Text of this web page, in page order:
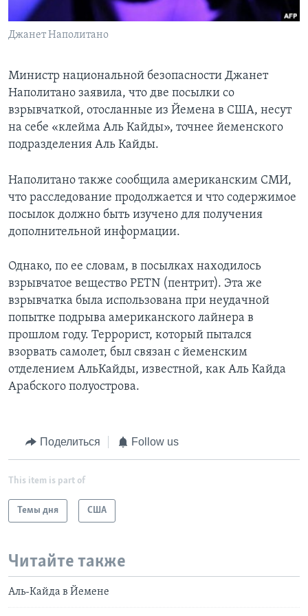
Learning English
Языки
Джанет Наполитано
Министр национальной безопасности Джанет
Наполитано заявила, что две посылки со
взрывчаткой, отосланные из Йемена в США, несут
на себе «клейма Аль Кайды», точнее йеменского
подразделения Аль Кайды.
Наполитано также сообщила американским СМИ,
что расследование продолжается и что содержимое
посылок должно быть изучено для получения
дополнительной информации.
Однако, по ее словам, в посылках находилось
взрывчатое вещество PETN (пентрит). Эта же
взрывчатка была использована при неудачной
попытке подрыва американского лайнера в
прошлом году. Террорист, который пытался
взорвать самолет, был связан с йеменским
отделением АльКайды, известной, как Аль Кайда
Арабского полуострова.
Поделиться Follow us
This item is part of
Темы дня США
Читайте также
Аль-Кайда в Йемене